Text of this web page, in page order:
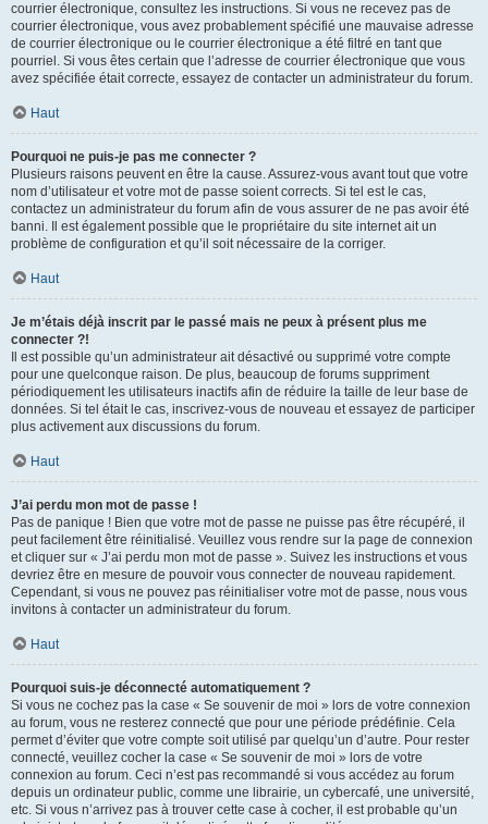
courrier électronique, consultez les instructions. Si vous ne recevez pas de
courrier électronique, vous avez probablement spécifié une mauvaise adresse
de courrier électronique ou le courrier électronique a été filtré en tant que
pourriel. Si vous êtes certain que l’adresse de courrier électronique que vous
avez spécifiée était correcte, essayez de contacter un administrateur du forum.
Haut
Pourquoi ne puis-je pas me connecter ?
Plusieurs raisons peuvent en être la cause. Assurez-vous avant tout que votre
nom d’utilisateur et votre mot de passe soient corrects. Si tel est le cas,
contactez un administrateur du forum afin de vous assurer de ne pas avoir été
banni. Il est également possible que le propriétaire du site internet ait un
problème de configuration et qu’il soit nécessaire de la corriger.
Haut
Je m’étais déjà inscrit par le passé mais ne peux à présent plus me
connecter ?!
Il est possible qu’un administrateur ait désactivé ou supprimé votre compte
pour une quelconque raison. De plus, beaucoup de forums suppriment
périodiquement les utilisateurs inactifs afin de réduire la taille de leur base de
données. Si tel était le cas, inscrivez-vous de nouveau et essayez de participer
plus activement aux discussions du forum.
Haut
J’ai perdu mon mot de passe !
Pas de panique ! Bien que votre mot de passe ne puisse pas être récupéré, il
peut facilement être réinitialisé. Veuillez vous rendre sur la page de connexion
et cliquer sur « J’ai perdu mon mot de passe ». Suivez les instructions et vous
devriez être en mesure de pouvoir vous connecter de nouveau rapidement.
Cependant, si vous ne pouvez pas réinitialiser votre mot de passe, nous vous
invitons à contacter un administrateur du forum.
Haut
Pourquoi suis-je déconnecté automatiquement ?
Si vous ne cochez pas la case « Se souvenir de moi » lors de votre connexion
au forum, vous ne resterez connecté que pour une période prédéfinie. Cela
permet d’éviter que votre compte soit utilisé par quelqu’un d’autre. Pour rester
connecté, veuillez cocher la case « Se souvenir de moi » lors de votre
connexion au forum. Ceci n’est pas recommandé si vous accédez au forum
depuis un ordinateur public, comme une librairie, un cybercafé, une université,
etc. Si vous n’arrivez pas à trouver cette case à cocher, il est probable qu’un